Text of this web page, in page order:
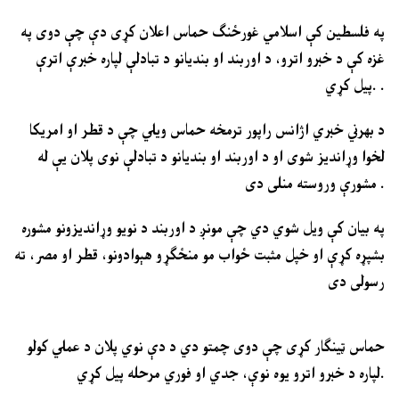
په فلسطین کې اسلامي غورځنګ حماس اعلان کړی دې چې دوی په
غزه کې د خبرو اترو، د اوربند او بندیانو د تبادلې لپاره خبرې اترې
پیل کړي. .
د بهرني خبري اژانس راپور ترمخه حماس ویلي چې د قطر او امریکا
لخوا وړاندیز شوی او د اوربند او بندیانو د تبادلې نوی پلان یې له
مشورې وروسته منلی دی .
په بیان کې ویل شوي دي چې مونږ د اوربند د نویو وړاندیزونو مشوره
بشپړه کړې او خپل مثبت ځواب مو منځګړو هېوادونو، قطر او مصر، ته
رسولی دی
حماس ټینګار کړی چې دوی چمتو دي د دې نوي پلان د عملي کولو
لپاره د خبرو اترو یوه نوې، جدي او فوري مرحله پیل کړي.